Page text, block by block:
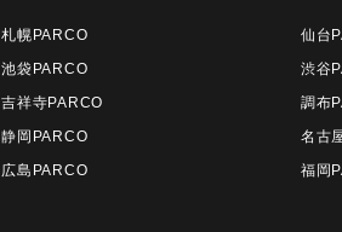
札幌PARCO 仙台
池袋PARCO
渋谷
吉祥寺PARCO
調布
静岡PARCO
名古
広島PARCO
福岡